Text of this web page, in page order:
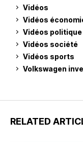
Vidéos
Vidéos
Vidéos politique
Vidéos société
Vidéos sports
Volkswagen
RELATED